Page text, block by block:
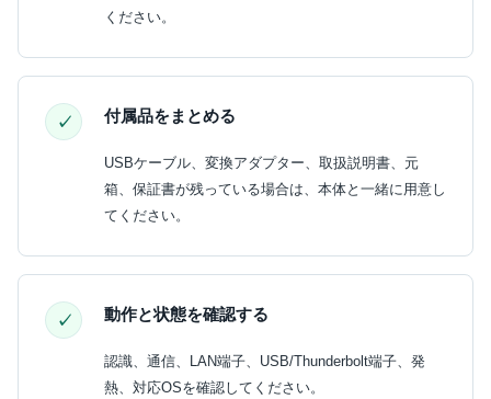
ください。
付属品をまとめる
USBケーブル、変換アダプター、取扱説明書、元
箱、保証書が残っている場合は、本体と一緒に用意し
てください。
動作と状態を確認する
認識、通信、LAN端子、USB/Thunderbolt端子、発
熱、対応OSを確認してください。